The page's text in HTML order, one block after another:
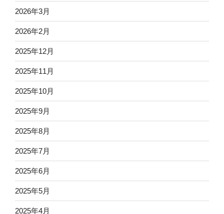
2026年3月
2026年2月
2025年12月
2025年11月
2025年10月
2025年9月
2025年8月
2025年7月
2025年6月
2025年5月
2025年4月